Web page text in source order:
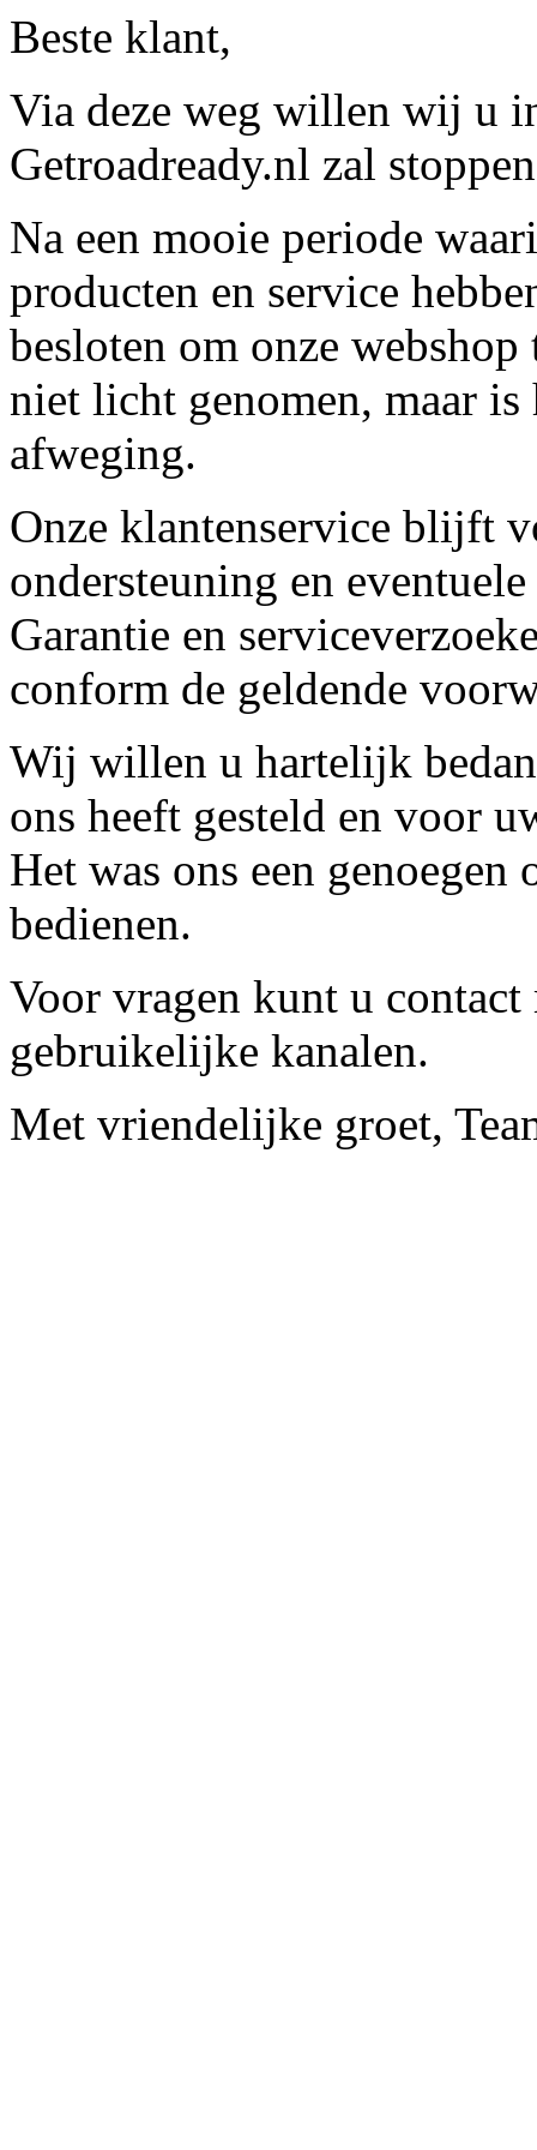
Beste klant,
Via deze weg willen wij u
Getroadready.nl zal
Na een mooie periode
producten en service
besloten om onze
niet licht genomen, maar
afweging.
Onze klantenservice blijft
ondersteuning en
Garantie en
conform de geldende
Wij willen u hartelijk
ons heeft gesteld en voor
Het was ons een
bedienen.
Voor vragen kunt u contact
gebruikelijke kanalen.
Met vriendelijke groet,